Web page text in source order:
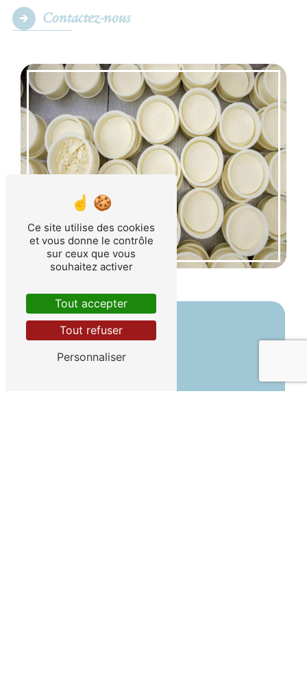
Contactez-nous
Ce site utilise des cookies
et vous donne le contrôle
sur ceux que vous
souhaitez activer
Tout accepter
Tout refuser
Personnaliser